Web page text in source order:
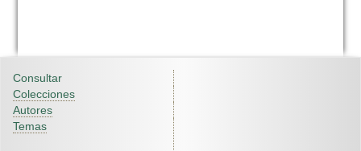
Consultar
Colecciones
Autores
Temas